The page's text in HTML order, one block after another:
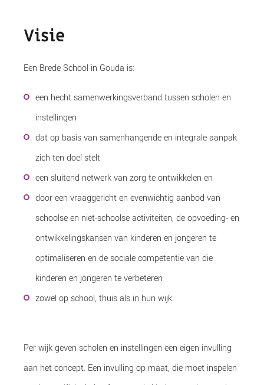
Visie
Een Brede School in Gouda is:
een hecht samenwerkingsverband tussen scholen en
instellingen
dat op basis van samenhangende en integrale aanpak
zich ten doel stelt
een sluitend netwerk van zorg te ontwikkelen en
door een vraaggericht en evenwichtig aanbod van
schoolse en niet-schoolse activiteiten, de opvoeding- en
ontwikkelingskansen van kinderen en jongeren te
optimaliseren en de sociale competentie van die
kinderen en jongeren te verbeteren
zowel op school, thuis als in hun wijk.
Per wijk geven scholen en instellingen een eigen invulling
aan het concept. Een invulling op maat, die moet inspelen